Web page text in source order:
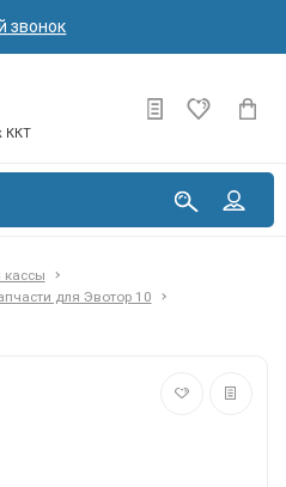
звонок
ККТ
кассы
для Эвотор 10